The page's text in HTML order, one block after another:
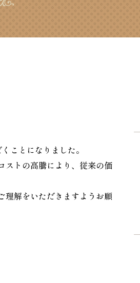
ことになりました。
ストの高騰により、従来の価
理解をいただきますようお願